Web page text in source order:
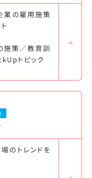
業の雇用施策
施策／教育訓
トピック
のトレンドを